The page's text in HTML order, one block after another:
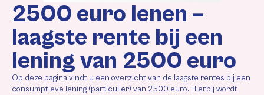
2500 euro lenen –
laagste rente bij een
lening van 2500 euro
Op deze pagina vindt u een overzicht van de laagste rentes bij een
consumptieve lening (particulier) van 2500 euro. Hierbij wordt